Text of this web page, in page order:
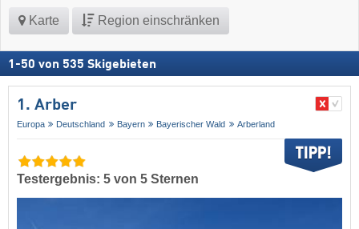
Karte Region einschränken
1 -50 von 535 Skigebieten
1. Arber
Europa Deutschland Bayern Bayerischer Wald Arberland
Testergebnis: 5 von 5 Sternen